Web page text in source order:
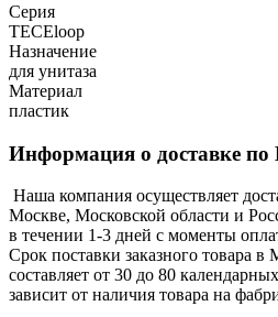
Серия
TECEloop
Назначение
для унитаза
Материал
пластик
Информация о доставке
Наша компания осуществляет
Москве, Московской области и
в течении 1-3 дней с моменты
Срок поставки заказного товара в
составляет от 30 до 80
зависит от наличия товара на